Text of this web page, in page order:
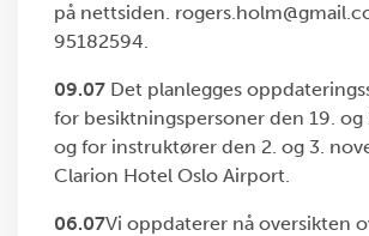
på nettsiden.
95182594.
09.07 Det planlegges
for besiktningspersoner den 19. og
og for instruktører den 2. og 3.
Clarion Hotel Oslo Airport.
06.07Vi oppdaterer nå oversikten